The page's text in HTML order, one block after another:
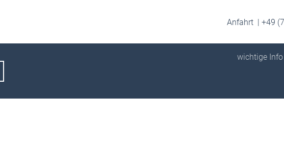
Anfahrt +49
wichtige Info